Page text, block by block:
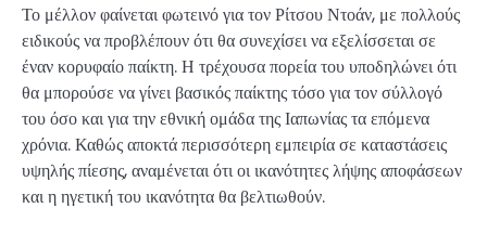
Το μέλλον φαίνεται φωτεινό για τον Ρίτσου Ντοάν, με πολλούς
ειδικούς να προβλέπουν ότι θα συνεχίσει να εξελίσσεται σε
έναν κορυφαίο παίκτη. Η τρέχουσα πορεία του υποδηλώνει ότι
θα μπορούσε να γίνει βασικός παίκτης τόσο για τον σύλλογό
του όσο και για την εθνική ομάδα της Ιαπωνίας τα επόμενα
χρόνια. Καθώς αποκτά περισσότερη εμπειρία σε καταστάσεις
υψηλής πίεσης, αναμένεται ότι οι ικανότητες λήψης αποφάσεων
και η ηγετική του ικανότητα θα βελτιωθούν.